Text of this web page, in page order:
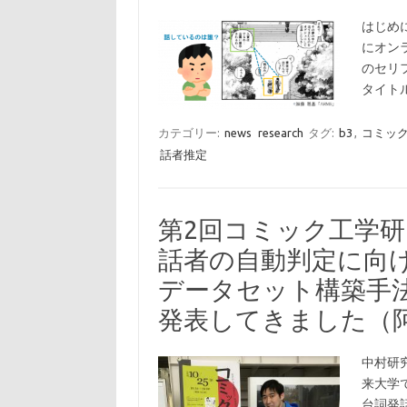
はじめ
にオン
のセリ
タイト
カテゴリー: news research タグ: b3 , コミッ
話者推定
第2回コミック工学
話者の自動判定に向
データセット構築手
発表してきました（
中村研
来大学